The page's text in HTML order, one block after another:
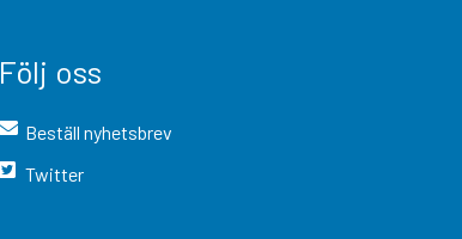
Följ oss
Beställ nyhetsbrev
Twitter